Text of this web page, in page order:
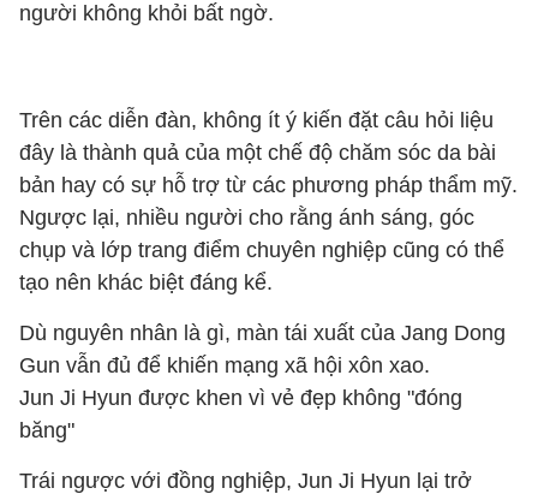
người không khỏi bất ngờ.
Trên các diễn đàn, không ít ý kiến đặt câu hỏi liệu
đây là thành quả của một chế độ chăm sóc da bài
bản hay có sự hỗ trợ từ các phương pháp thẩm mỹ.
Ngược lại, nhiều người cho rằng ánh sáng, góc
chụp và lớp trang điểm chuyên nghiệp cũng có thể
tạo nên khác biệt đáng kể.
Dù nguyên nhân là gì, màn tái xuất của Jang Dong
Gun vẫn đủ để khiến mạng xã hội xôn xao.
Jun Ji Hyun được khen vì vẻ đẹp không "đóng
băng"
Trái ngược với đồng nghiệp, Jun Ji Hyun lại trở